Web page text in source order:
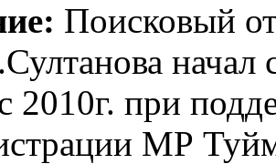
Поисковый
начал
2010г. при
МР